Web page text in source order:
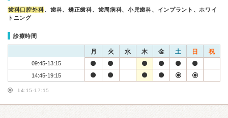
歯科口腔外科、歯科、矯正歯科、歯周病科、小児歯科、インプラント、ホワイ
トニング
診療時間
月 火 水 木 金 土 日 祝
09:45-13:15
14:45-19:15
14:15-17:15